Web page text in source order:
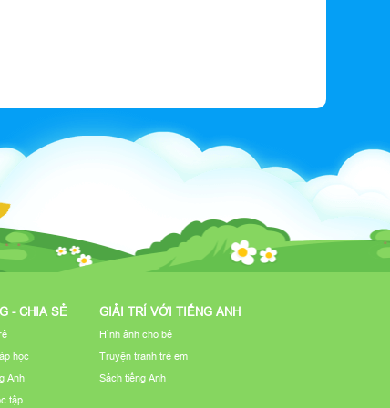
- CHIA SẺ
học
Anh
tập
GIẢI TRÍ VỚI TIẾNG ANH
Hình ảnh cho bé
Truyện tranh trẻ em
Sách tiếng Anh